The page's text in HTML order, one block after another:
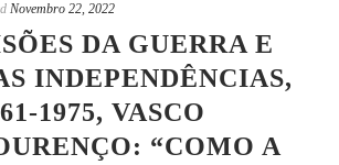
Novembro 22, 2022
DA GUERRA E
INDEPENDÊNCIAS,
1975, VASCO
“COMO A